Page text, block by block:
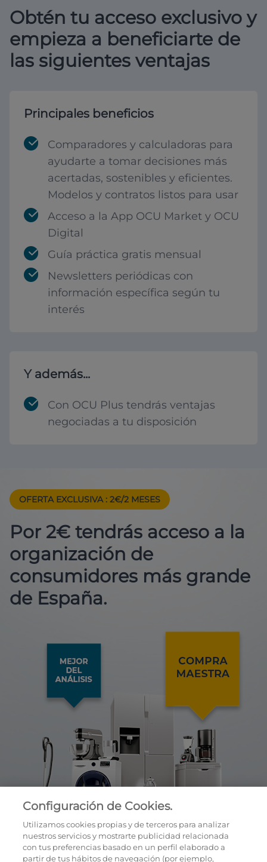
Obtén tu acceso exclusivo y
empieza a beneficiarte de
las siguientes ventajas
Principales beneficios
Comparadores y calculadoras para
ayudarte a tomar decisiones más
acertadas, sostenibles y eficientes.
Modelos y contratos listos para usar
Acceso a la App OCU Market y OCU
Digital
Guía práctica gratis mensual
Newsletters periódicas con
información específica según tu
interés
Y además...
Con OCU Plus tendrás ventajas
negociadas a tu disposición
OFERTA EXCLUSIVA : 2€/2 MESES
Por 2€ tendrás acceso a la
organización de
consumidores más grande
de España.
Configuración de Cookies.
Utilizamos cookies propias y de terceros para analizar
nuestros servicios y mostrarte publicidad relacionada
con tus preferencias basado en un perfil elaborado a
partir de tus hábitos de navegación (por ejemplo,